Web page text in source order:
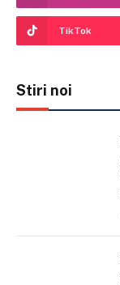
TikTok
Stiri noi